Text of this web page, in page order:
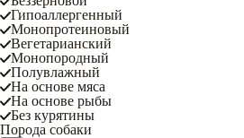
Гипоаллергенный
Монопротеиновый
Вегетарианский
Монопородный
Полувлажный
На основе мяса
На основе рыбы
Без курятины
Порода собаки